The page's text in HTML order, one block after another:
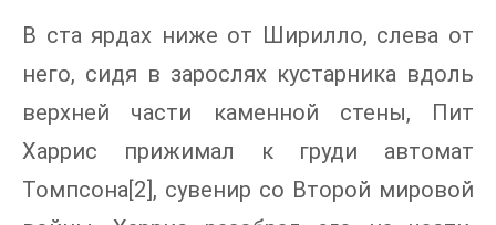
В ста ярдах ниже от Ширилло, слева от
него, сидя в зарослях кустарника вдоль
верхней части каменной стены, Пит
Харрис прижимал к груди автомат
Томпсона[2], сувенир со Второй мировой